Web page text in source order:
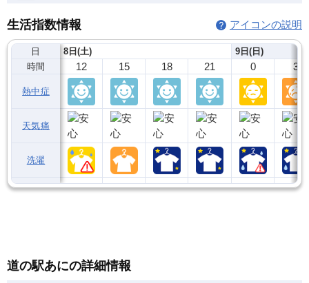
生活指数情報 アイコンの説明
日
時間
熱中症
天気痛
洗濯
8日(土)
12 15 18 21
9日(日)
0 3
道の駅あにの詳細情報